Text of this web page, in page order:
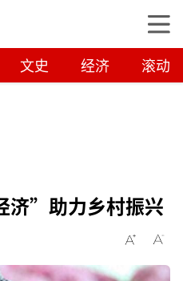
文史 经济 滚动
济”助力乡村振兴